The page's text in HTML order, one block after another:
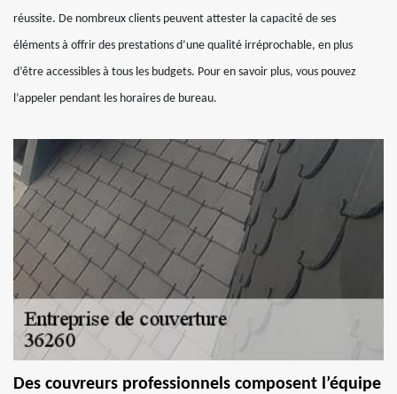
réussite. De nombreux clients peuvent attester la capacité de ses
éléments à offrir des prestations d’une qualité irréprochable, en plus
d’être accessibles à tous les budgets. Pour en savoir plus, vous pouvez
l’appeler pendant les horaires de bureau.
Des couvreurs professionnels composent l’équipe